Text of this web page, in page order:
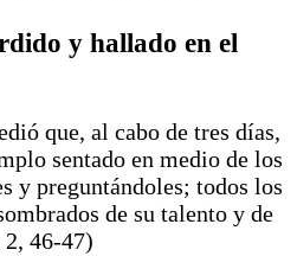
y hallado en el
que, al cabo de tres días,
sentado en medio de los
y preguntándoles; todos los
de su talento y de
2, 46-47)